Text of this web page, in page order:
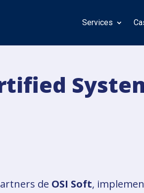
Services
de OSI Soft,